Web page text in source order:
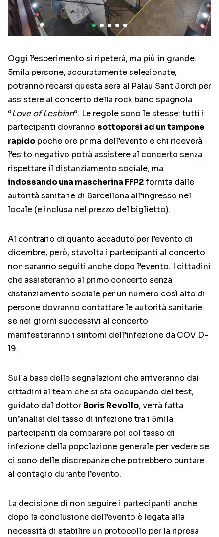
Oggi l’esperimento si ripeterà, ma più in grande.
5mila persone, accuratamente selezionate,
potranno recarsi questa sera al Palau Sant Jordi per
assistere al concerto della rock band spagnola
“Love of Lesbian“. Le regole sono le stesse: tutti i
partecipanti dovranno sottoporsi ad un tampone
rapido poche ore prima dell’evento e chi riceverà
l’esito negativo potrà assistere al concerto senza
rispettare il distanziamento sociale, ma
indossando una mascherina FFP2fornita dalle
autorità sanitarie di Barcellona all’ingresso nel
locale (e inclusa nel prezzo del biglietto).
Al contrario di quanto accaduto per l’evento di
dicembre, però, stavolta i partecipanti al concerto
non saranno seguiti anche dopo l’evento. I cittadini
che assisteranno al primo concerto senza
distanziamento sociale per un numero così alto di
persone dovranno contattare le autorità sanitarie
se nei giorni successivi al concerto
manifesteranno i sintomi dell’infezione da COVID-
19.
Sulla base delle segnalazioni che arriveranno dai
cittadini al team che si sta occupando del test,
guidato dal dottor Boris Revollo, verrà fatta
un’analisi del tasso di infezione tra i 5mila
partecipanti da comparare poi col tasso di
infezione della popolazione generale per vedere se
ci sono delle discrepanze che potrebbero puntare
al contagio durante l’evento.
La decisione di non seguire i partecipanti anche
dopo la conclusione dell’evento è legata alla
necessità di stabilire un protocollo per la ripresa